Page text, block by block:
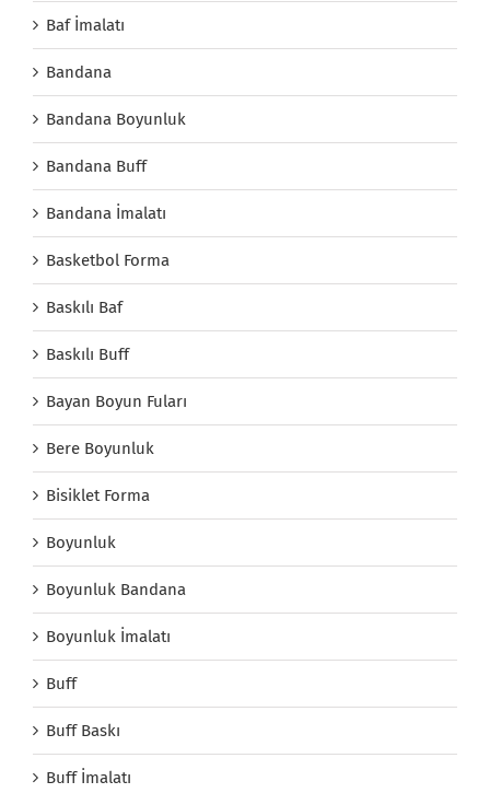
Baf İmalatı
Bandana
Bandana Boyunluk
Bandana Buff
Bandana İmalatı
Basketbol Forma
Baskılı Baf
Baskılı Buff
Bayan Boyun Fuları
Bere Boyunluk
Bisiklet Forma
Boyunluk
Boyunluk Bandana
Boyunluk İmalatı
Buff
Buff Baskı
Buff İmalatı